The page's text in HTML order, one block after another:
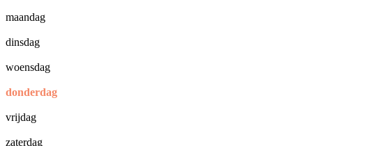
maandag
dinsdag
woensdag
donderdag
vrijdag
zaterdag